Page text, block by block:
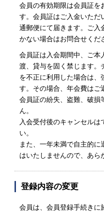
会員の有効期限は会員証を
す。会員証はご入金いただ
通郵便にて届きます。ご入
かない場合はお問合せくだ
会員証は入会期間中、ご本
渡、貸与を固く禁じます。
を不正に利用した場合は、
す。その場合、年会費はご
会員証の紛失、盗難、破損
ん。
入会受付後のキャンセルは
い。
また、一年未満で自主的
はいたしませんので、あら
登録内容の変更
会員は、会員登録手続きに